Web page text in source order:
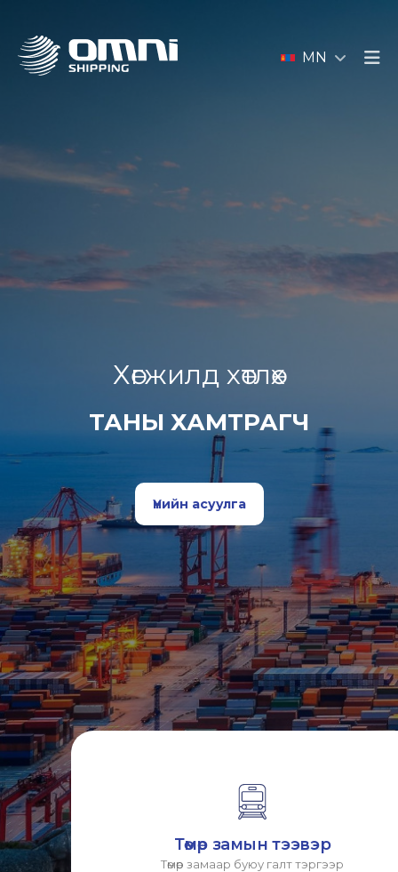
MN
Хөгжилд хөтлөх
ТАНЫ ХАМТРАГЧ
Үнийн асуулга
Төмөр замын тээвэр
Төмөр замаар буюу галт тэргээр